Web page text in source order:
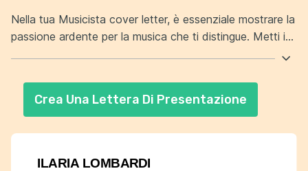
ILARIA LOMBARDI
Nella tua Musicista cover letter, è essenziale mostrare la
passione ardente per la musica che ti distingue. Metti in
dimostrare la tua abilità nel lavorare in team e
condividerla con entusiasmo. Non dimenticare di
nuovi progetti o ambienti musicali.
Crea Una Lettera Di Presentazione